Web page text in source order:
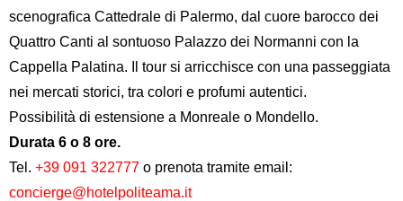
scenografica Cattedrale di Palermo, dal cuore barocco dei
Quattro Canti al sontuoso Palazzo dei Normanni con la
Cappella Palatina. Il tour si arricchisce con una passeggiata
nei mercati storici, tra colori e profumi autentici.
Possibilità di estensione a Monreale o Mondello.
Durata 6 o 8 ore.
Tel. +39 091 322777 o prenota tramite email:
concierge@hotelpoliteama.it